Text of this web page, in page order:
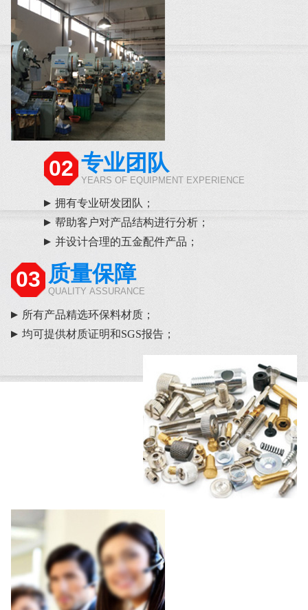
02 专业团队
YEARS OF EQUIPMENT EXPERIENCE
拥有专业研发团队；
帮助客户对产品结构进行分析；
并设计合理的五金配件产品；
03 质量保障
QUALITY ASSURANCE
所有产品精选环保料材质；
均可提供材质证明和SGS报告；